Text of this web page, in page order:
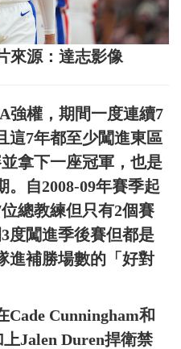
來源：達志影像
強權，期間一度連續7
這7年都至少闖進東區
拿下一座冠軍，也是
自2008-09年賽季起
總教練但只有2個賽
度闖進季後賽但都是
進補勝場數的「好對
Cade Cunningham和
Jalen Duren捍衛禁